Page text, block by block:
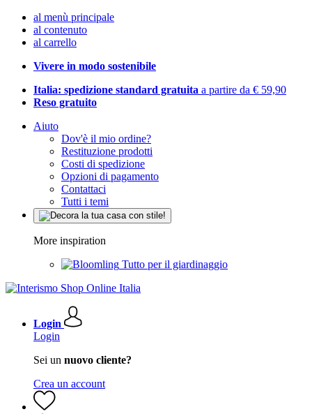
al menù principale
al contenuto
al carrello
Vivere in modo sostenibile
Italia: spedizione standard gratuita a partire da € 59,90
Reso gratuito
Aiuto
Dov'è il mio ordine?
Restituzione prodotti
Costi di spedizione
Opzioni di pagamento
Contattaci
Tutti i temi
More inspiration
Tutto per il giardinaggio
Login
Login
Sei un nuovo cliente?
Crea un account